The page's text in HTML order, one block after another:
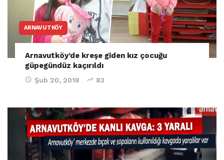
ARNAVUTKÖY
Arnavutköy’de kreşe giden kız çocuğu
güpegündüz kaçırıldı
Şub 20, 2018 83